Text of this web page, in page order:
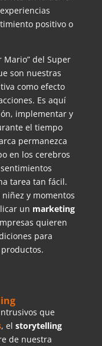
positivo o
Mario” del Super
son nuestras
como efecto
Es aquí
implementar y
el tiempo
permanezca
en los cerebros
tarea tan fácil.
y momentos
un marketing
quieren
para
que
, el storytelling
de nuestra